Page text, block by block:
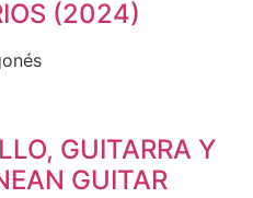
(2024)
GUITARRA Y
GUITAR